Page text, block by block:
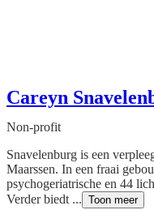
Careyn
Non-profit
Snavelenburg is een
Maarssen. In een fraai
psychogeriatrische en 44
Verder biedt ... Toon meer